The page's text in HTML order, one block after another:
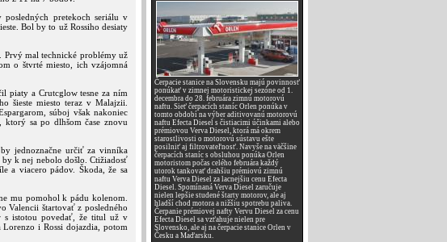
pretekoch seriálu v
Bol by to už Rossiho desiaty
Prvý mal technické problémy už
o štvrté miesto, ich vzájomná
piaty a Crutcglow tesne za ním
šieste miesto teraz v Malajzii.
súboj však nakoniec
ktorý sa po dlhšom čase znovu
jednoznačne určiť za vinníka
k nej nebolo došlo. Ctižiadosť
a viacero pádov. Škoda, že sa
mu pomohol k pádu kolenom.
Valencii štartovať z posledného
s istotou povedať, že titul už v
i Rossi dojazdia, potom
Čerpacie stanice na Slovensku majú povinnosť
ponúkať v zimnej motoristickej sezóne od 1.
decembra do 28. februára zimnú motorovú
naftu. Sieť čerpacích staníc Orlen ponúka v
tomto období na výber aditivovanú motorovú
naftu Efecta Diesel s čistiacimi účinkami alebo
prémiovou Verva Diesel, ktorá má okrem
starostlivosti o motorovú sústavu ešte
posilniť aj filtrovateľnosť. Navyše na väčšine
čerpacích staníc s obsluhou ponúka Orlen
motoristom počas celého februára každý
utorok tankovať drahšiu prémiovú zimnú
naftu Verva Diesel za lacnejšiu cenu Efecta
Diesel. Spomínaná Verva Diesel zaručuje
nielen lepšie studené štarty motorov, ale aj
hladší chod motora a nižšiu spotrebu paliva.
Čerpanie prémiovej nafty Vervu Diesel za cenu
Efecta Diesel sa vzťahuje nielen pre
Slovensko, ale aj na čerpacie stanice Orlen v
Česku a Maďarsku.